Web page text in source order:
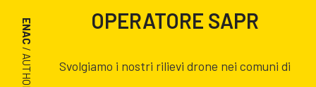
ENAC OPERATORE SAPR
Svolgiamo i nostri rilievi drone nei comuni di